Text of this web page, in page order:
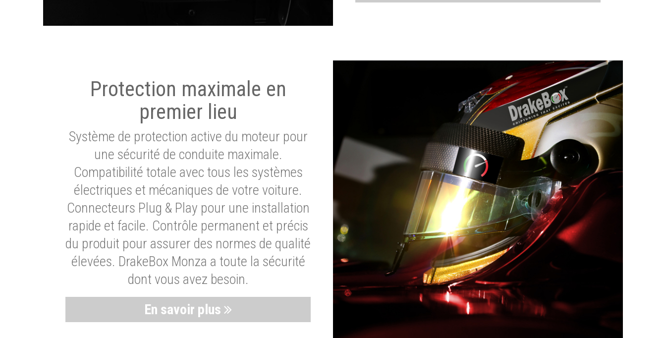
Protection maximale en
premier lieu
Système de protection active du moteur pour
une sécurité de conduite maximale.
Compatibilité totale avec tous les systèmes
électriques et mécaniques de votre voiture.
Connecteurs Plug & Play pour une installation
rapide et facile. Contrôle permanent et précis
du produit pour assurer des normes de qualité
élevées. DrakeBox Monza a toute la sécurité
dont vous avez besoin.
En savoir plus